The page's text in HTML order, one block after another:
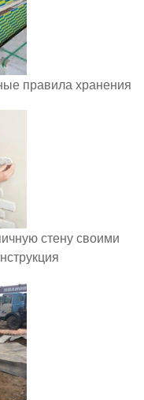
правила хранения
стену своими